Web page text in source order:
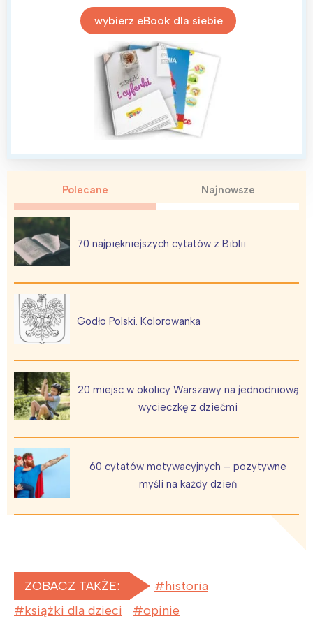
wybierz eBook dla siebie
Polecane Najnowsze
70 najpiękniejszych cytatów z Biblii
Godło Polski. Kolorowanka
20 miejsc w okolicy Warszawy na jednodniową
wycieczkę z dziećmi
60 cytatów motywacyjnych – pozytywne
myśli na każdy dzień
ZOBACZ TAKŻE:
historia
książki dla dzieci
opinie